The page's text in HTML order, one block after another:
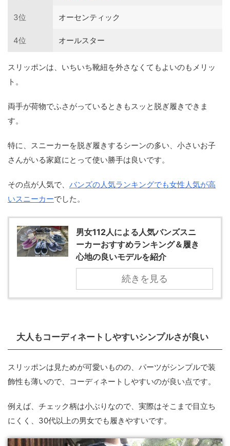
3位 オーセンティック
4位 オールスター
スリッポンは、いちいち靴紐を外さなくてもよいのもメリッ
ト。
両手が荷物でふさがっているときもスッと脱ぎ履きできま
す。
特に、スニーカーを脱ぎ履きするシーンの多い、小さいお子
さんがいる家庭にとって使い勝手は良いです。
その点が人気で、 バンズの人気ランキングでも女性人気が高
いスニーカーでした。
男女112人による人気バンズスニ
ーカーおすすめランキング＆履き
心地の良いモデルを紹介
続きを見る
大人もコーディネートしやすいシンプルさが良い
スリッポンは見ためが可愛いものの、パーツがシンプルで装
飾性も薄いので、コーディネートしやすいのが良い点です。
例えば、チェック柄は小ぶりなので、実際はそこまで目立ち
にくく、30代以上の男女でも履きやすいです。